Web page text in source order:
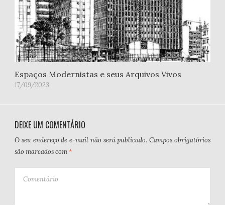
Espaços Modernistas e seus Arquivos Vivos
17/09/2023
DEIXE UM COMENTÁRIO
O seu endereço de e-mail não será publicado. Campos obrigatórios
são marcados com*